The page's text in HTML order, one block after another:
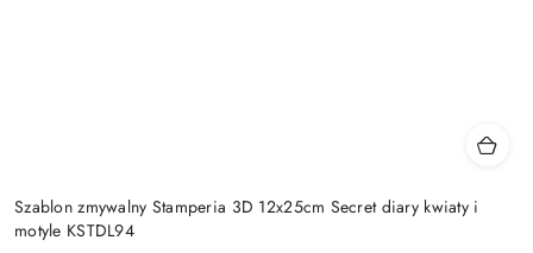
Szablon zmywalny Stamperia 3D 12x25cm Secret diary kwiaty i
motyle KSTDL94